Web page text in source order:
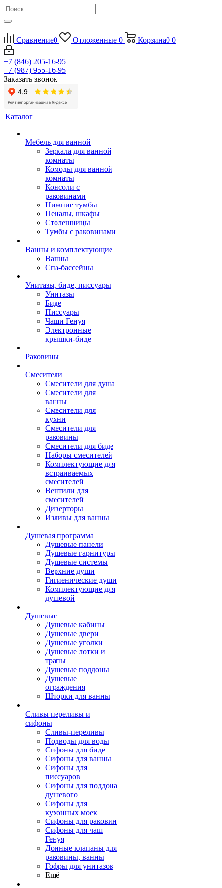
Сравнение0 Отложенные 0 Корзина0 0
+7 (846) 205-16-95
+7 (987) 955-16-95
Заказать звонок
Каталог
Мебель для ванной
Зеркала для ванной
комнаты
Комоды для ванной
комнаты
Консоли с
раковинами
Нижние тумбы
Пеналы, шкафы
Столешницы
Тумбы с раковинами
Ванны и комплектующие
Ванны
Спа-бассейны
Унитазы, биде, писсуары
Унитазы
Биде
Писсуары
Чаши Генуя
Электронные
крышки-биде
Раковины
Смесители
Смесители для душа
Смесители для
ванны
Смесители для
кухни
Смесители для
раковины
Смесители для биде
Наборы смесителей
Комплектующие для
встраиваемых
смесителей
Вентили для
смесителей
Диверторы
Изливы для ванны
Душевая программа
Душевые панели
Душевые гарнитуры
Душевые системы
Верхние души
Гигиенические души
Комплектующие для
душевой
Душевые
Душевые кабины
Душевые двери
Душевые уголки
Душевые лотки и
трапы
Душевые поддоны
Душевые
ограждения
Шторки для ванны
Сливы переливы и
сифоны
Сливы-переливы
Подводы для воды
Сифоны для биде
Сифоны для ванны
Сифоны для
писсуаров
Сифоны для поддона
душевого
Сифоны для
кухонных моек
Сифоны для раковин
Сифоны для чаш
Генуя
Донные клапаны для
раковины, ванны
Гофры для унитазов
Ещё